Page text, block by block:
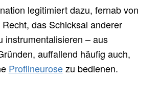
legitimiert dazu, fernab von
das Schicksal anderer
instrumentalisieren – aus
auffallend häufig auch,
Profilneurosezu bedienen.